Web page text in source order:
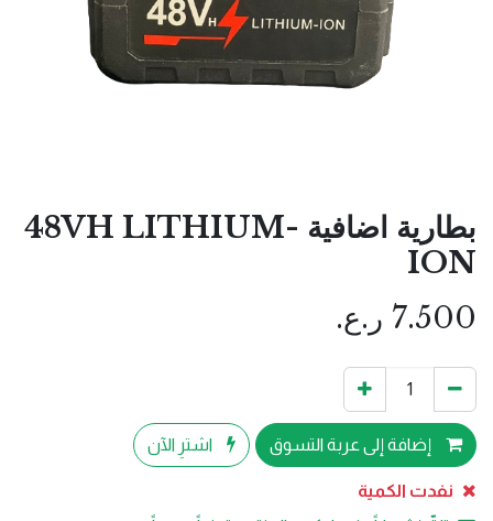
بطارية اضافية 48VH LITHIUM-
ION
7.500 ر.ع.
إضافة إلى عربة التسوق اشترِ الآن
نفدت الكمية